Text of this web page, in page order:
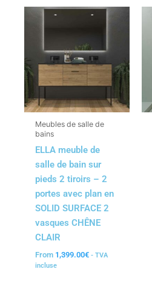
Meubles de salle de
bains
ELLA meuble de
salle de bain sur
pieds 2 tiroirs – 2
portes avec plan en
SOLID SURFACE 2
vasques CHÊNE
CLAIR
From 1,399.00€ - TVA
incluse